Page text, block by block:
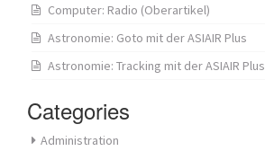
Computer: Radio (Oberartikel)
Astronomie: Goto mit der ASIAIR Plus
Astronomie: Tracking mit der ASIAIR Plus
Categories
Administration